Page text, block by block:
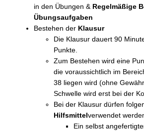
in den Übungen & Regelmäßige
Übungsaufgaben
Bestehen der Klausur
Die Klausur dauert 90
Punkte.
Zum Bestehen wird eine
die voraussichtlich im
38 liegen wird (ohne
Schwelle wird erst bei der
Bei der Klausur dürfen
Hilfsmittelverwendet
Ein selbst